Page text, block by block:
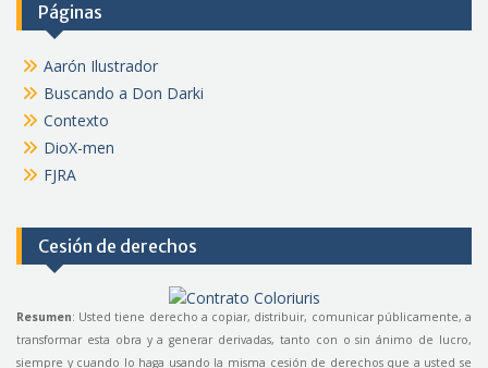
Páginas
Aarón Ilustrador
Buscando a Don Darki
Contexto
DioX-men
FJRA
Cesión de derechos
Resumen: Usted tiene derecho a copiar, distribuir, comunicar públicamente, a
transformar esta obra y a generar derivadas, tanto con o sin ánimo de lucro,
siempre y cuando lo haga usando la misma cesión de derechos que a usted se